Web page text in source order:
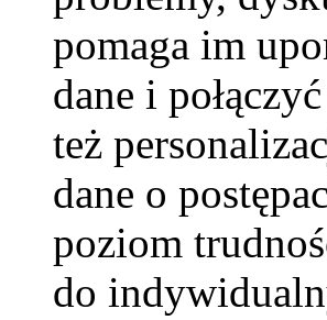
pomaga im
dane i
też
dane o
poziom
do